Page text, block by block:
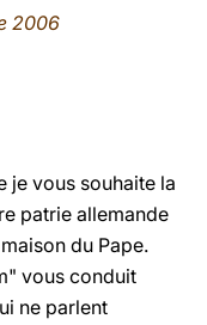
2006
je vous souhaite la
patrie allemande
du Pape.
vous conduit
ne parlent